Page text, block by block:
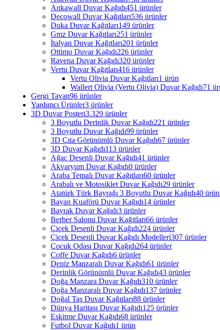
Ankawall Duvar Kağıdı451 ürünler
Decowall Duvar Kağıtları536 ürünler
Duka Duvar Kağıtları149 ürünler
Gmz Duvar Kağıtları251 ürünler
İtalyan Duvar Kağıtları201 ürünler
Ottimo Duvar Kağıdı226 ürünler
Ravena Duvar Kağıdı320 ürünler
Vertu Duvar Kağıtları416 ürünler
Vertu Olivia Duvar Kağıtları1 ürün
Wallert Olivia (Vertu Olivia) Duvar Kağıdı71
Gergi Tavan96 ürünler
Yardımcı Ürünler3 ürünler
3D Duvar Posteri3.329 ürünler
3 Boyutlu Derinlik Duvar Kağıdı221 ürünler
3 Boyutlu Duvar Kağıdı99 ürünler
3D Çıta Görünümlü Duvar Kağıdı67 ürünler
3D Duvar Kağıdı113 ürünler
Ağaç Desenli Duvar Kağıdı41 ürünler
Akvaryum Duvar Kağıdı0 ürünler
Araba Temalı Duvar Kağıtları60 ürünler
Arabalı ve Motosiklet Duvar Kağıdı29 ürünler
Atatürk Türk Bayrağı 3 Boyutlu Duvar Kağıdı40
Bayan Kuaförü Duvar Kağıdı14 ürünler
Bayrak Duvar Kağıdı3 ürünler
Berber Salonu Duvar Kağıtları66 ürünler
Çiçek Desenli Duvar Kağıdı224 ürünler
Çiçek Desenli Duvar Kağıdı Modelleri307 ürünler
Çocuk Odası Duvar Kağıdı264 ürünler
Coffe Duvar Kağıdı6 ürünler
Deniz Manzaralı Duvar Kağıdı61 ürünler
Derinlik Görünümlü Duvar Kağıdı43 ürünler
Doğa Manzara Duvar Kağıdı310 ürünler
Doğa Manzaralı Duvar Kağıdı137 ürünler
Doğal Taş Duvar Kağıtları88 ürünler
Dünya Haritası Duvar Kağıdı125 ürünler
Eskitme Duvar Kağıdı68 ürünler
Futbol Duvar Kağıdı1 ürün